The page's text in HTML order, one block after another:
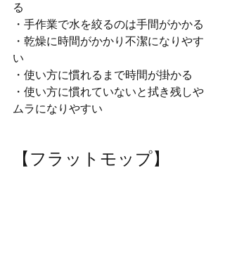
る
・手作業で水を絞るのは手間がかかる
・乾燥に時間がかかり不潔になりやす
い
・使い方に慣れるまで時間が掛かる
・使い方に慣れていないと拭き残しや
ムラになりやすい
【フラットモップ】